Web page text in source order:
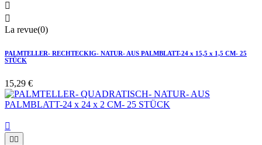


La revue(0)
PALMTELLER- RECHTECKIG- NATUR- AUS PALMBLATT-24 x 15,5 x 1,5 CM- 25
STÜCK
15,29 €

 